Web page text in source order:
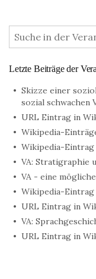
:
Letzte Beiträge der
Skizze einer
sozial schwachen
URL Eintrag in
Wikipedia-
Wikipedia-Eintrag
VA: Stratigraphie
VA - eine
Wikipedia-
URL Eintrag in
VA:
URL Eintrag in